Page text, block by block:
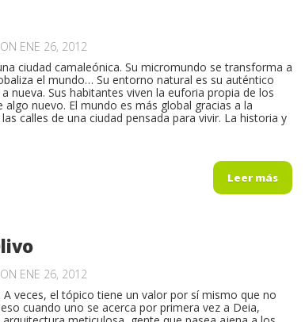
ON ENE 26, 2012
ciudad camaleónica. Su micromundo se transforma a
el mundo… Su entorno natural es su auténtico
nueva. Sus habitantes viven la euforia propia de los
nuevo. El mundo es más global gracias a la
calles de una ciudad pensada para vivir. La historia y
Leer más
ON ENE 26, 2012
veces, el tópico tiene un valor por sí mismo que no
cuando uno se acerca por primera vez a Deia,